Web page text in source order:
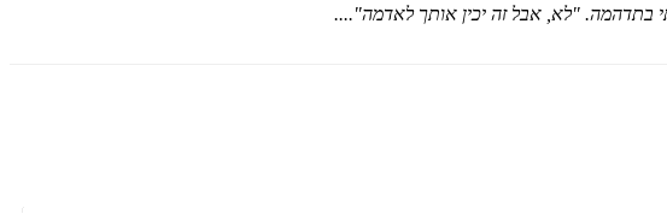
בתדהמה. "לא, אבל זה יכין אותך לאדמה"....